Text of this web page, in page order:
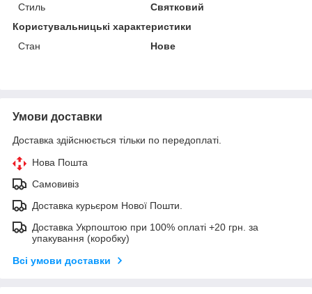
Стиль
Святковий
Користувальницькі характеристики
Стан
Нове
Умови доставки
Доставка здійснюється тільки по передоплаті.
Нова Пошта
Самовивіз
Доставка курьєром Нової Пошти.
Доставка Укрпоштою при 100% оплаті +20 грн. за
упакування (коробку)
Всі умови доставки